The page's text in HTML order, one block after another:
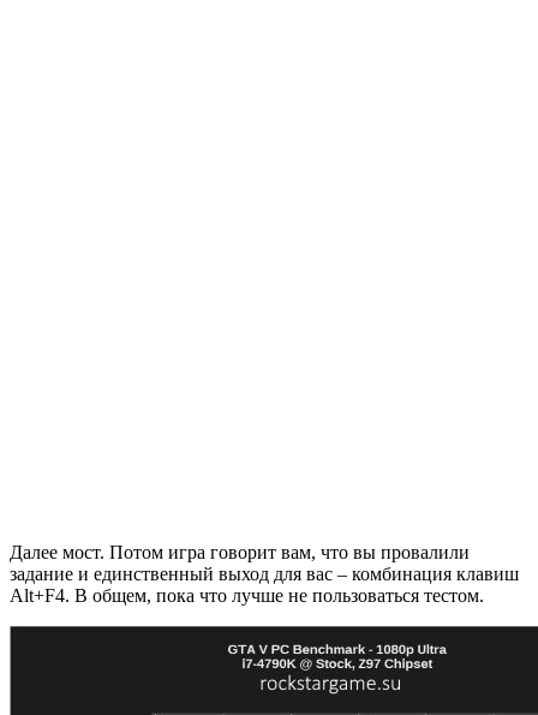
Далее мост. Потом игра говорит вам, что вы провалили
задание и единственный выход для вас – комбинация клавиш
Alt+F4. В общем, пока что лучше не пользоваться тестом.